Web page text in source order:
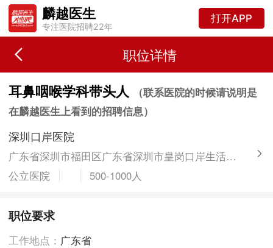
麟越医生
专注医院招聘22年
打开APP
职位详情
耳鼻咽喉学科带头人
（联系医院的时候请说明是
在麟越医生上看到的招聘信息）
深圳口岸医院
广东省深圳市福田区广东省深圳市皇岗口岸生活区一号综合楼
公立医院
500-1000人
职位要求
工作地点： 广东省